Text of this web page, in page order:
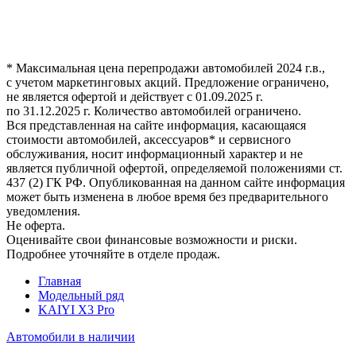
* Максимальная цена перепродажи автомобилей 2024 г.в.,
с учетом маркетинговых акций. Предложение ограничено,
не является офертой и действует с 01.09.2025 г.
по 31.12.2025 г. Количество автомобилей ограничено.
Вся представленная на сайте информация, касающаяся
стоимости автомобилей, аксессуаров* и сервисного
обслуживания, носит информационный характер и не
является публичной офертой, определяемой положениями ст.
437 (2) ГК РФ. Опубликованная на данном сайте информация
может быть изменена в любое время без предварительного
уведомления.
Не оферта.
Оценивайте свои финансовые возможности и риски.
Подробнее уточняйте в отделе продаж.
Главная
Модельный ряд
KAIYI X3 Pro
Автомобили в наличии